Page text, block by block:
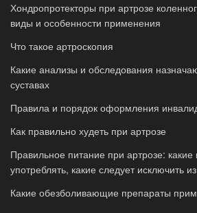
Хондропротекторы при артрозе
виды и особенности применения
Что такое артроскопия
Какие анализы и обследования
суставах
Правила и порядок оформления
Как правильно худеть при артрозе
Правильное питание при артрозе:
употреблять, какие следует исключить
Какие обезболивающие препараты